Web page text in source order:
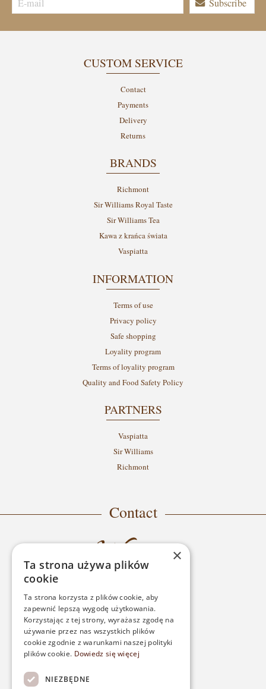
Subscribe
CUSTOM SERVICE
Contact
Payments
Delivery
Returns
BRANDS
Richmont
Sir Williams Royal Taste
Sir Williams Tea
Kawa z krańca świata
Vaspiatta
INFORMATION
Terms of use
Privacy policy
Safe shopping
Loyality program
Terms of loyality program
Quality and Food Safety Policy
PARTNERS
Vaspiatta
Sir Williams
Richmont
Contact
ADDRESS
ul. Wróblewskiego 22
05-250 Radzymin
×
Ta strona używa plików
cookie
Ta strona korzysta z plików cookie, aby
zapewnić lepszą wygodę użytkowania.
Korzystając z tej strony, wyrażasz zgodę na
używanie przez nas wszystkich plików
cookie zgodnie z warunkami naszej polityki
plików cookie. Dowiedz się więcej
NIEZBĘDNE